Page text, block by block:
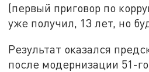
(первый приговор по
уже получил, 13 лет, но
Результат оказался
после модернизации 51-